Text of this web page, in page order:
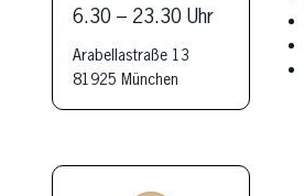
6.30 – 23.30 Uhr
Arabellastraße 13
81925 München